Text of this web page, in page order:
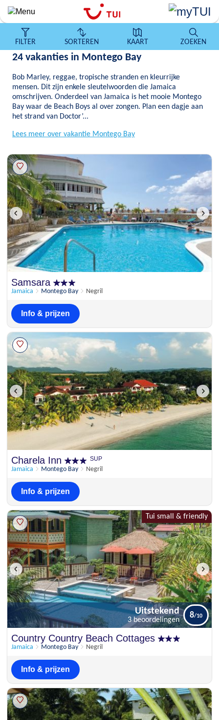
Overslaan
en
algemene
inhoud
FILTER SORTEREN KAART ZOEKEN
24 vakanties in Montego Bay
Bob Marley, reggae, tropische stranden en kleurrijke
mensen. Dit zijn enkele sleutelwoorden die Jamaica
omschrijven. Onderdeel van Jamaica is het mooie Montego
Bay waar de Beach Boys al over zongen. Plan een dagje aan
het strand van Doctor’...
Lees meer over vakantie Montego Bay
Samsara
Jamaica Montego Bay Negril
Info & prijzen
Charela Inn SUP
Jamaica Montego Bay Negril
Info & prijzen
Tui small & friendly
Uitstekend
3 beoordelingen
Country Country Beach Cottages
Jamaica Montego Bay Negril
Uitstekend
3 beoordelingen
8
Info & prijzen